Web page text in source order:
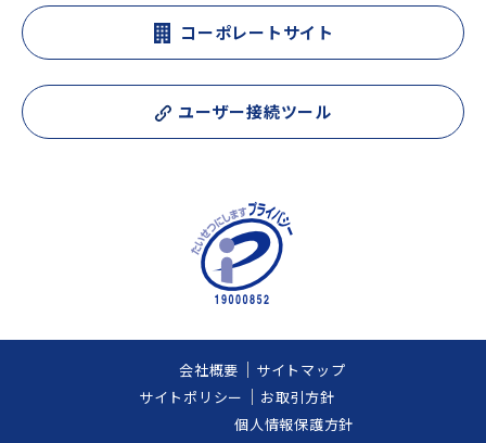
コーポレートサイト
ユーザー接続ツール
会社概要
サイトマップ
サイトポリシー
お取引方針
個人情報保護方針